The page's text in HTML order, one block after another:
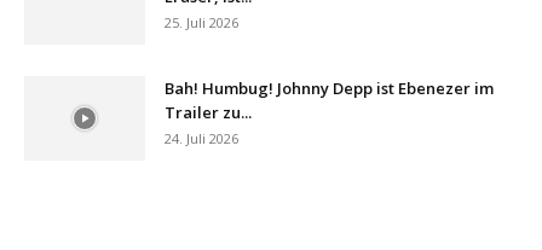
25. Juli 2026
Bah! Humbug! Johnny Depp ist Ebenezer im
Trailer zu...
24. Juli 2026